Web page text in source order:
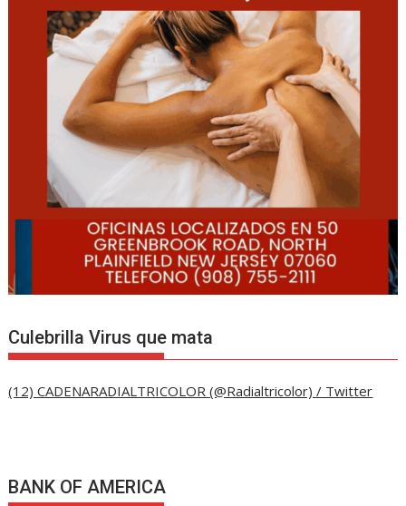
Culebrilla Virus que mata
(12) CADENARADIALTRICOLOR (@Radialtricolor) / Twitter
BANK OF AMERICA